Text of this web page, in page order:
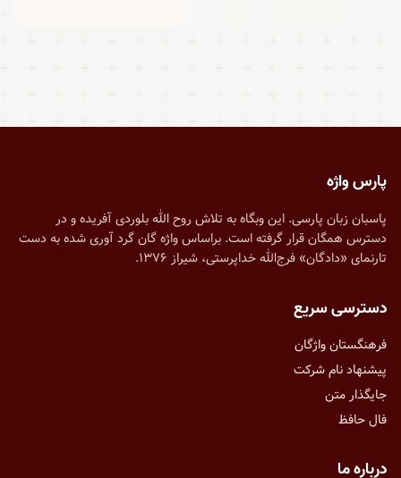
پارس واژه
پاسبان زبان پارسی. این وبگاه به تلاش روح الله بلوردی آفریده و در
دسترس همگان قرار گرفته است. براساس واژه گان گرد آوری شده به دست
تارنمای «دادگان» فرج‌الله خداپرستی، شیراز ۱۳۷۶.
دسترسی سریع
فرهنگستان واژگان
پیشنهاد نام شرکت
جایگذار متن
فال حافظ
درباره ما